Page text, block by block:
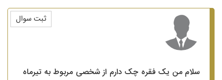
سلام من یک فقره چک دارم از شخصی مربوط به تیرماه
ثبت سوال